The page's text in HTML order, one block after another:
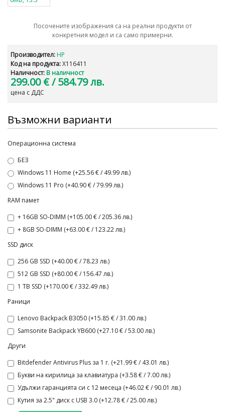
Посочените изображения са на реални продукти от
конкретния модел и са само примерни.
Производител: HP
Код на продукта:X116411
Наличност: В наличност
299.00 €/ 584.79 лв.
цена с ДДС
Възможни варианти
Операционна система
БЕЗ
Windows 11 Home (+25.56 € / 49.99 лв.)
Windows 11 Pro (+40.90 € / 79.99 лв.)
RAM памет
+ 16GB SO-DIMM (+105.00 € / 205.36 лв.)
+ 8GB SO-DIMM (+63.00 € / 123.22 лв.)
SSD диск
256 GB SSD (+40.00 € / 78.23 лв.)
512 GB SSD (+80.00 € / 156.47 лв.)
1 TB SSD (+170.00 € / 332.49 лв.)
Раници
Lenovo Backpack B3050 (+15.85 € / 31.00 лв.)
Samsonite Backpack YB600 (+27.10 € / 53.00 лв.)
Други
Bitdefender Antivirus Plus за 1 г. (+21.99 € / 43.01 лв.)
Букви на кирилица за клавиатура (+3.58 € / 7.00 лв.)
Удължи гаранцията си с 12 месеца (+46.02 € / 90.01 лв.)
Кутия за 2.5" диск с USB 3.0 (+12.78 € / 25.00 лв.)